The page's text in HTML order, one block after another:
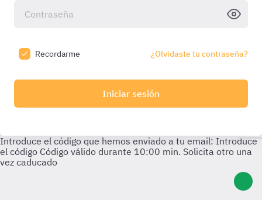
Recordarme ¿Olvidaste tu contraseña?
Iniciar sesión
Introduce el código que hemos enviado a tu email: Introduce
el código Código válido durante 10:00 min. Solicita otro una
vez caducado